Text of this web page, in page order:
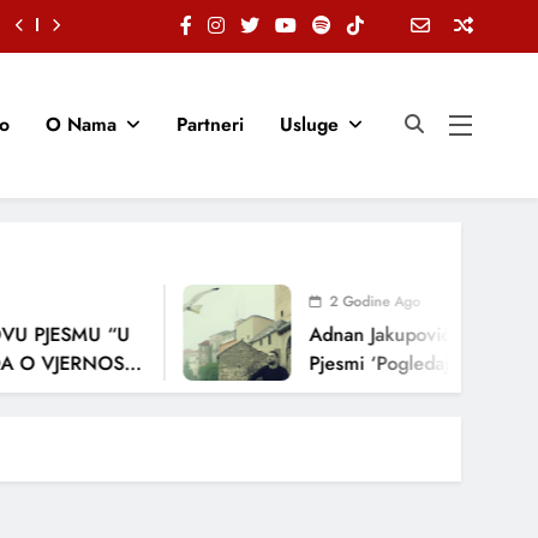
O Nama Partneri Usluge
PJESMU “U
VJERNOSTI,
2 Godine Ago
Adnan Jakupović Donosi
Pjesmi ‘Pogledaj Me’